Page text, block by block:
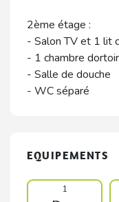
2ème étage :
- Salon TV et 1 lit
- 1 chambre
- Salle de douche
- WC séparé
EQUIPEMENTS
1